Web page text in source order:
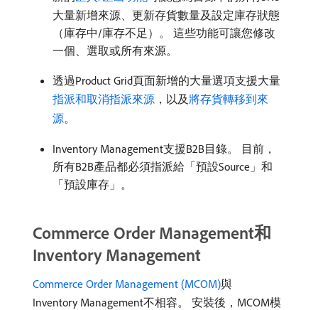
大量新增來源、更新存貨數量及設定庫存狀態
（庫存中/庫存不足）。 這些功能可讓您修改
一個、選取或所有來源。
透過Product Grid頁面新增的大量選項支援大量
指派和取消指派來源 ，以及 將存貨轉移到來
源。
Inventory Management支援B2B目錄。 目前，
所有B2B產品都必須指派給「預設Source」和
「預設庫存」。
Commerce Order Management和
Inventory Management
Commerce Order Management (MCOM)與
Inventory Management不相容。 安裝後，MCOM模